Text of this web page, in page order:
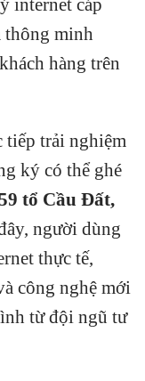
internet cáp
thông minh
hàng trên
tiếp trải nghiệm
ký có thể ghé
tổ Cầu Đất,
người dùng
thực tế,
công nghệ mới
từ đội ngũ tư